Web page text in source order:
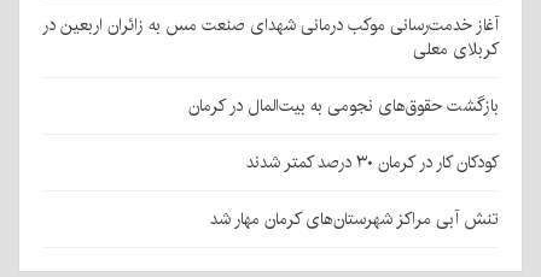
آغاز خدمت‌رسانی موکب درمانی شهدای صنعت مس به زائران اربعین در
کربلای معلی
بازگشت حقوق‌های نجومی به بیت‌المال در کرمان
کودکان کار در کرمان ۳۰ درصد کمتر شدند
تنش آبی مراکز شهرستان‌های کرمان مهار شد